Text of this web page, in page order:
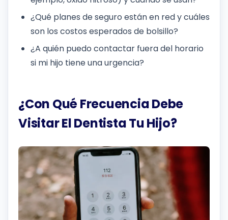
¿Qué planes de seguro están en red y cuáles
son los costos esperados de bolsillo?
¿A quién puedo contactar fuera del horario
si mi hijo tiene una urgencia?
¿Con Qué Frecuencia Debe
Visitar El Dentista Tu Hijo?